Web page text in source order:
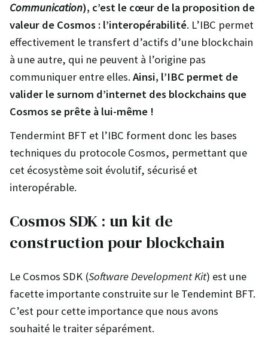
Communication), c’est le cœur de la proposition de
valeur de Cosmos : l’interopérabilité. L’IBC permet
effectivement le transfert d’actifs d’une blockchain
à une autre, qui ne peuvent à l’origine pas
communiquer entre elles. Ainsi, l’IBC permet de
valider le surnom d’internet des blockchains que
Cosmos se prête à lui-même !
Tendermint BFT et l’IBC forment donc les bases
techniques du protocole Cosmos, permettant que
cet écosystème soit évolutif, sécurisé et
interopérable.
Cosmos SDK : un kit de
construction pour blockchain
Le Cosmos SDK (Software Development Kit) est une
facette importante construite sur le Tendemint BFT.
C’est pour cette importance que nous avons
souhaité le traiter séparément.